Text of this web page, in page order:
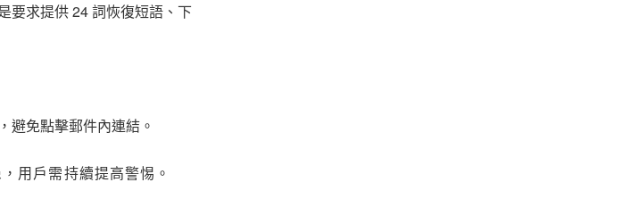
要求提供 24 詞恢復短語、下
避免點擊郵件內連結。
用戶需持續提高警惕。